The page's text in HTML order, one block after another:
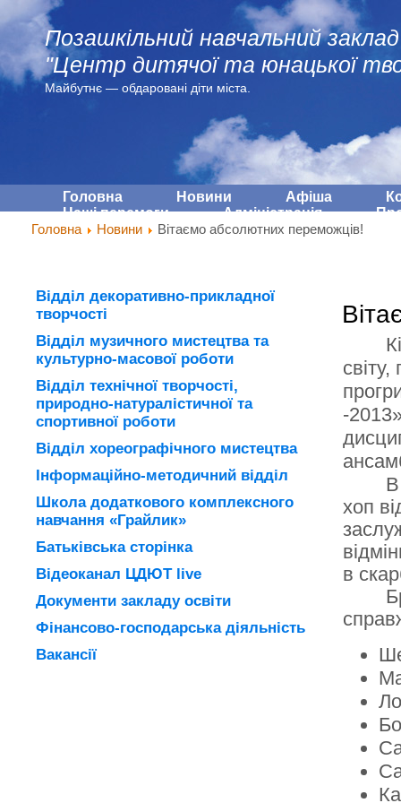
Позашкільний навчальний заклад
"Центр дитячої та юнацької
Майбутнє — обдарованi діти міста.
Головна Новини Афіша
Наші перемоги
Адмiнiстрацiя
Головна
Новини Вітаємо абсолютних переможців!
-
В
хоп
в
Відділ декоративно-прикладної
творчості
Відділ музичного мистецтва та
культурно-масової роботи
Відділ технічної творчості,
природно-натуралістичної та
спортивної роботи
Відділ хореографічного мистецтва
Інформаційно-методичний відділ
Школа додаткового комплексного
навчання «Грайлик»
Батьківська сторінка
Відеоканал ЦДЮТ live
Документи закладу освіти
Фінансово-господарська діяльність
Вакансії